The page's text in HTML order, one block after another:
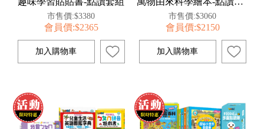
市售價:$3380
會員價:$2365
市售價:$3060
會員價:$2150